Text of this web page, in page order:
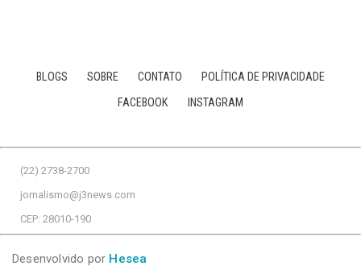
BLOGS SOBRE CONTATO
POLÍTICA DE PRIVACIDADE
FACEBOOK
INSTAGRAM
(22) 2738-2700
jornalismo@j3news.com
CEP: 28010-190
Desenvolvido por Hesea